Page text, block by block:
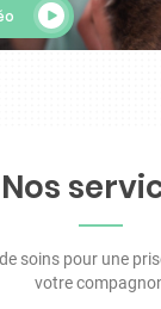
Nos
soins pour une
votre